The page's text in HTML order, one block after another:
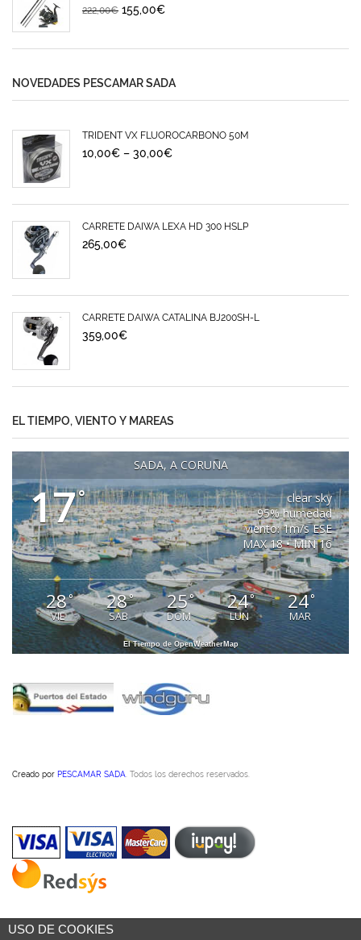
222,00€ 155,00€
NOVEDADES PESCAMAR SADA
TRIDENT VX FLUOROCARBONO 50M
10,00€ – 30,00€
CARRETE DAIWA LEXA HD 300 HSLP
265,00€
CARRETE DAIWA CATALINA BJ200SH-L
359,00€
EL TIEMPO, VIENTO Y MAREAS
SADA, A CORUÑA
17°
clear sky
95% humedad
viento: 1m/s ESE
MAX 18 • MIN 16
28°
VIE
28°
SAB
25°
DOM
24°
LUN
24°
MAR
El Tiempo de OpenWeatherMap
Creado por PESCAMAR SADA . Todos los derechos reservados.
USO DE COOKIES